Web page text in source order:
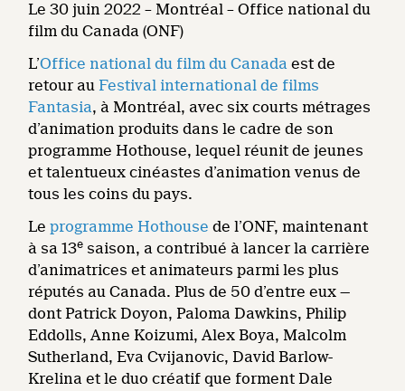
Le 30 juin 2022 – Montréal – Office national du
film du Canada (ONF)
L’Office national du film du Canada est de
retour au Festival international de films
Fantasia, à Montréal, avec six courts métrages
d’animation produits dans le cadre de son
programme Hothouse, lequel réunit de jeunes
et talentueux cinéastes d’animation venus de
tous les coins du pays.
Leprogramme Hothouse de l’ONF, maintenant
à sa 13e saison, a contribué à lancer la carrière
d’animatrices et animateurs parmi les plus
réputés au Canada. Plus de 50 d’entre eux —
dont Patrick Doyon, Paloma Dawkins, Philip
Eddolls, Anne Koizumi, Alex Boya, Malcolm
Sutherland, Eva Cvijanovic, David Barlow-
Krelina et le duo créatif que forment Dale